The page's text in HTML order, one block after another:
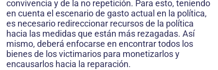
convivencia y de la no repetición. Para esto, teniendo
en cuenta el escenario de gasto actual en la política,
es necesario redireccionar recursos de la política
hacia las medidas que están más rezagadas. Así
mismo, deberá enfocarse en encontrar todos los
bienes de los victimarios para monetizarlos y
encausarlos hacia la reparación.